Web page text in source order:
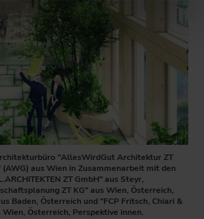
"AllesWirdGut Architektur ZT
(AWG) aus Wien in Zusammenarbeit mit den
ZT GmbH" aus Steyr,
ZT KG" aus Wien, Österreich,
Baden, Österreich und "FCP Fritsch, Chiari &
Österreich, Perspektive innen.